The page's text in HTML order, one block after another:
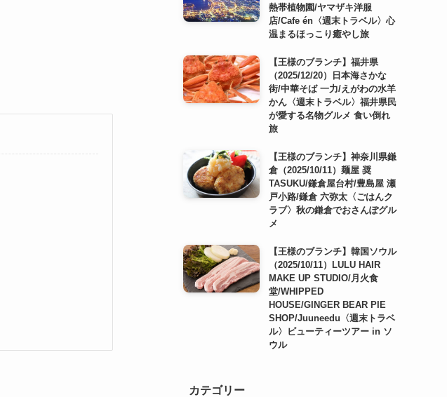
熱帯植物園/ヤマザキ洋服
店/Cafe én〈週末トラベル〉心
温まるほっこり癒やし旅
【王様のブランチ】福井県
（2025/12/20）日本海さかな
街/中華そば 一力/えがわの水羊
かん〈週末トラベル〉福井県民
が愛する名物グルメ 食い倒れ
旅
【王様のブランチ】神奈川県鎌
倉（2025/10/11）麺屋 奨
TASUKU/鎌倉屋台村/豊島屋 瀬
戸小路/鎌倉 六弥太〈ごはんク
ラブ〉秋の鎌倉でおさんぽグル
メ
【王様のブランチ】韓国ソウル
（2025/10/11）LULU HAIR
MAKE UP STUDIO/月火食
堂/WHIPPED
HOUSE/GINGER BEAR PIE
SHOP/Juuneedu〈週末トラベ
ル〉ビューティーツアー in ソ
ウル
カテゴリー